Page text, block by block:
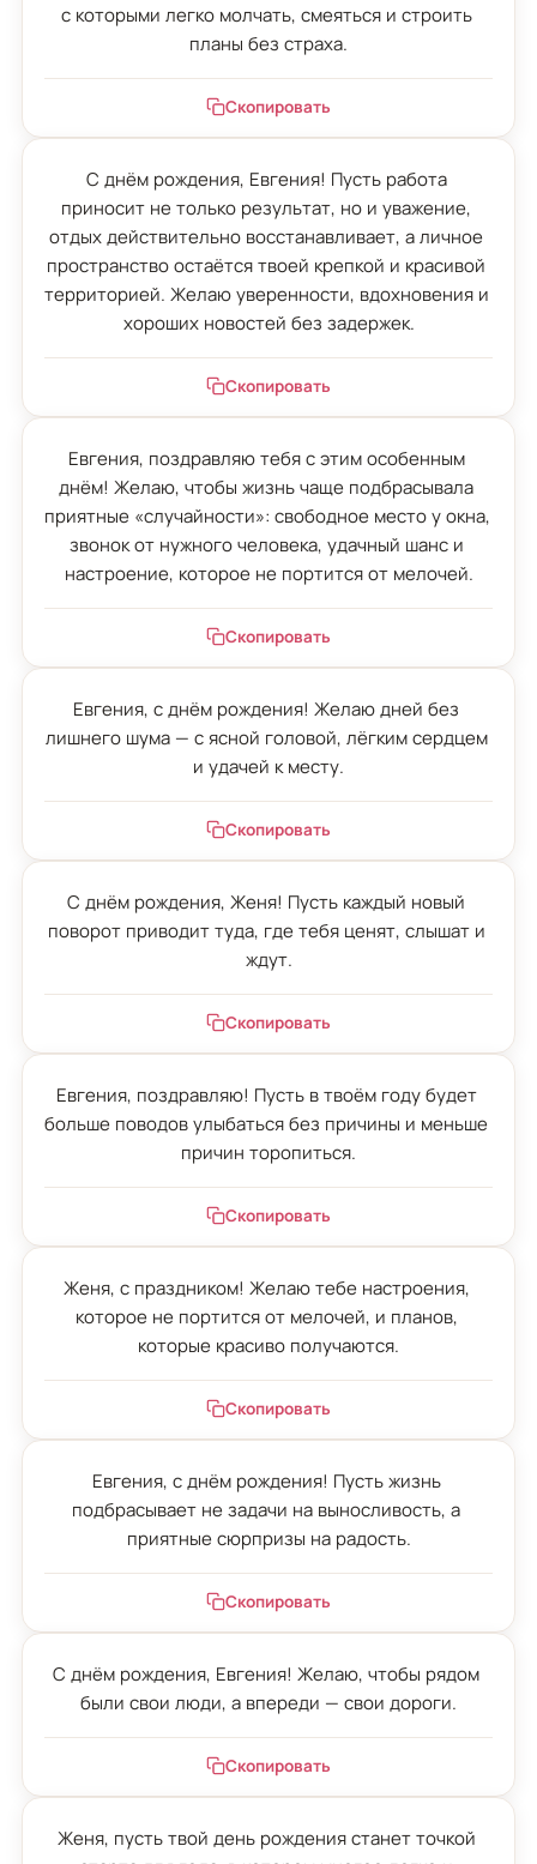
с которыми легко молчать, смеяться и строить
планы без страха.
Скопировать
С днём рождения, Евгения! Пусть работа
приносит не только результат, но и уважение,
отдых действительно восстанавливает, а личное
пространство остаётся твоей крепкой и красивой
территорией. Желаю уверенности, вдохновения и
хороших новостей без задержек.
Скопировать
Евгения, поздравляю тебя с этим особенным
днём! Желаю, чтобы жизнь чаще подбрасывала
приятные «случайности»: свободное место у окна,
звонок от нужного человека, удачный шанс и
настроение, которое не портится от мелочей.
Скопировать
Евгения, с днём рождения! Желаю дней без
лишнего шума — с ясной головой, лёгким сердцем
и удачей к месту.
Скопировать
С днём рождения, Женя! Пусть каждый новый
поворот приводит туда, где тебя ценят, слышат и
ждут.
Скопировать
Евгения, поздравляю! Пусть в твоём году будет
больше поводов улыбаться без причины и меньше
причин торопиться.
Скопировать
Женя, с праздником! Желаю тебе настроения,
которое не портится от мелочей, и планов,
которые красиво получаются.
Скопировать
Евгения, с днём рождения! Пусть жизнь
подбрасывает не задачи на выносливость, а
приятные сюрпризы на радость.
Скопировать
С днём рождения, Евгения! Желаю, чтобы рядом
были свои люди, а впереди — свои дороги.
Скопировать
Женя, пусть твой день рождения станет точкой